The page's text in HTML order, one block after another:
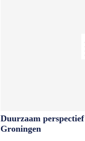
Duurzaam
Groningen